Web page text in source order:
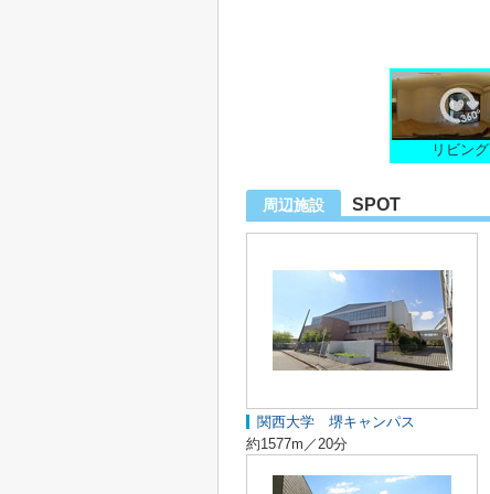
リビング
周辺施設 SPOT
関西大学 堺キャンパス
約1577m／20分